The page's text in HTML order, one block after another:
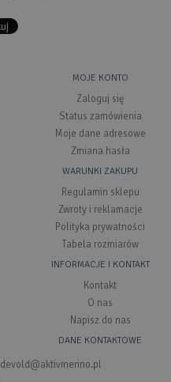
MOJE KONTO
Zaloguj się
Status zamówienia
Moje dane adresowe
Zmiana hasła
WARUNKI ZAKUPU
Regulamin sklepu
Zwroty i reklamacje
Polityka prywatności
Tabela rozmiarów
INFORMACJE I KONTAKT
Kontakt
O nas
Napisz do nas
DANE KONTAKTOWE
devold@aktivmerino.pl